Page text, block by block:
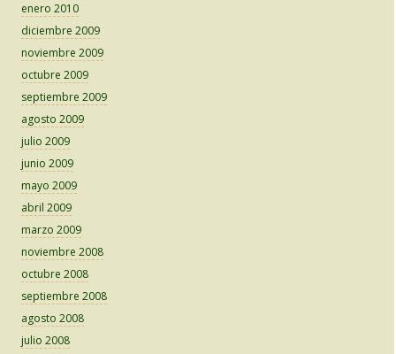
enero 2010
diciembre 2009
noviembre 2009
octubre 2009
septiembre 2009
agosto 2009
julio 2009
junio 2009
mayo 2009
abril 2009
marzo 2009
noviembre 2008
octubre 2008
septiembre 2008
agosto 2008
julio 2008